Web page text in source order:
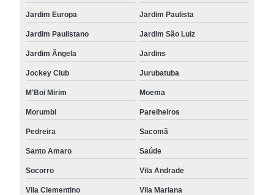
Jardim Europa Jardim Paulista
Jardim Paulistano Jardim São Luiz
Jardim Ângela Jardins
Jockey Club Jurubatuba
M'Boi Mirim Moema
Morumbi Parelheiros
Pedreira Sacomã
Santo Amaro Saúde
Socorro Vila Andrade
Vila Clementino Vila Mariana